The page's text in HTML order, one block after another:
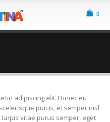
0
adipiscing elit. Donec eu
purus, et semper nisl
vitae purus semper, eget